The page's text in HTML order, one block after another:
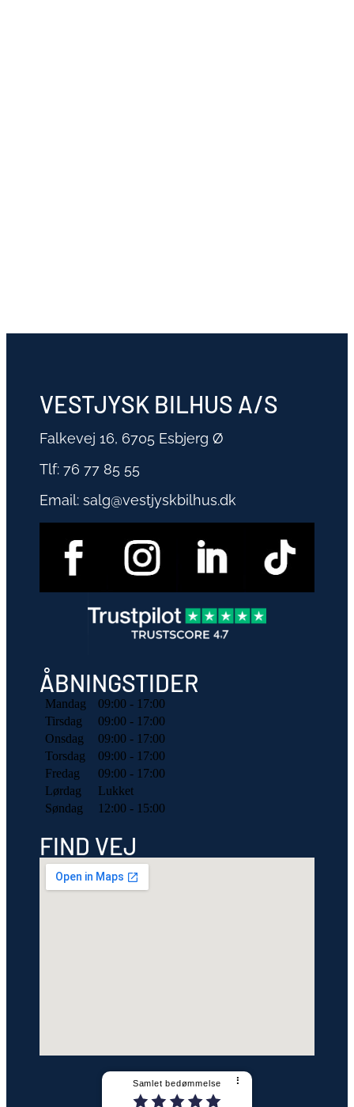
VESTJYSK BILHUS A/S
Falkevej 16, 6705 Esbjerg Ø
Tlf: 76 77 85 55
Email: salg@vestjyskbilhus.dk
ÅBNINGSTIDER
Mandag
09:00 - 17:00
Tirsdag
09:00 - 17:00
Onsdag
09:00 - 17:00
Torsdag
09:00 - 17:00
Fredag
09:00 - 17:00
Lørdag
Lukket
Søndag
12:00 - 15:00
FIND VEJ
Samlet bedømmelse ⠇